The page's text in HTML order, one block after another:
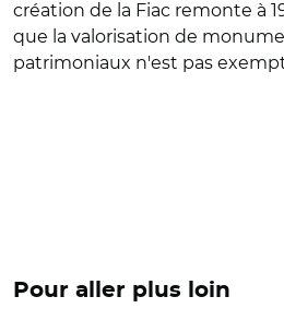
création de la Fiac remonte à
que la valorisation de
patrimoniaux n'est pas
Pour aller plus loin